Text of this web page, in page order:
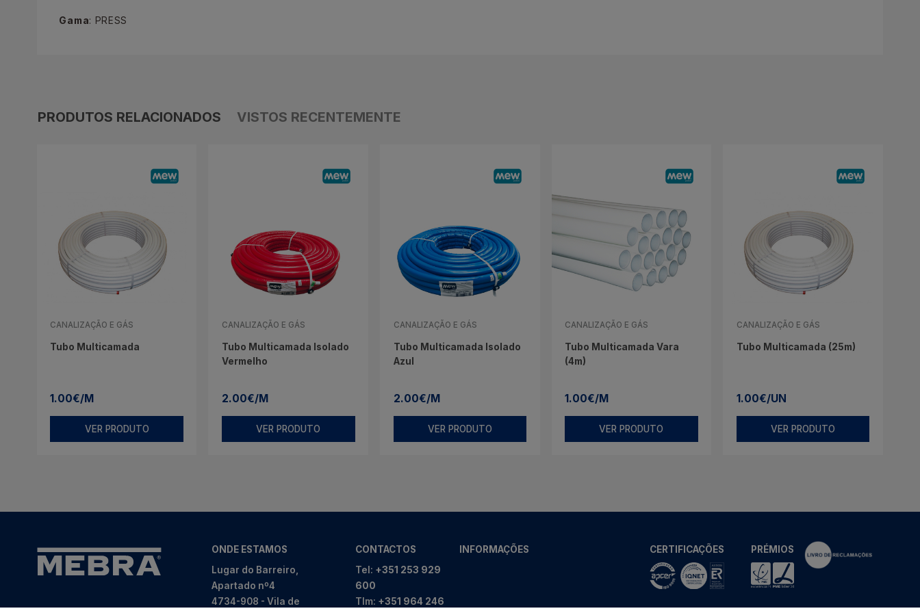
Gama: PRESS
PRODUTOS RELACIONADOS VISTOS RECENTEMENTE
CANALIZAÇÃO E GÁS
Tubo Multicamada
1.00€/M
VER PRODUTO
CANALIZAÇÃO E GÁS
Tubo Multicamada Isolado
Vermelho
2.00€/M
VER PRODUTO
CANALIZAÇÃO E GÁS
Tubo Multicamada Isolado
Azul
2.00€/M
VER PRODUTO
CANALIZAÇÃO E GÁS
Tubo Multicamada Vara
(4m)
1.00€/M
VER PRODUTO
CANALIZAÇÃO E GÁS
Tubo Multicamada (25m)
1.00€/UN
VER PRODUTO
ONDE ESTAMOS
Lugar do Barreiro,
Apartado nº4
4734-908 - Vila de
CONTACTOS
Tel: +351 253 929
600
Tlm: +351 964 246
INFORMAÇÕES CERTIFICAÇÕES PRÉMIOS